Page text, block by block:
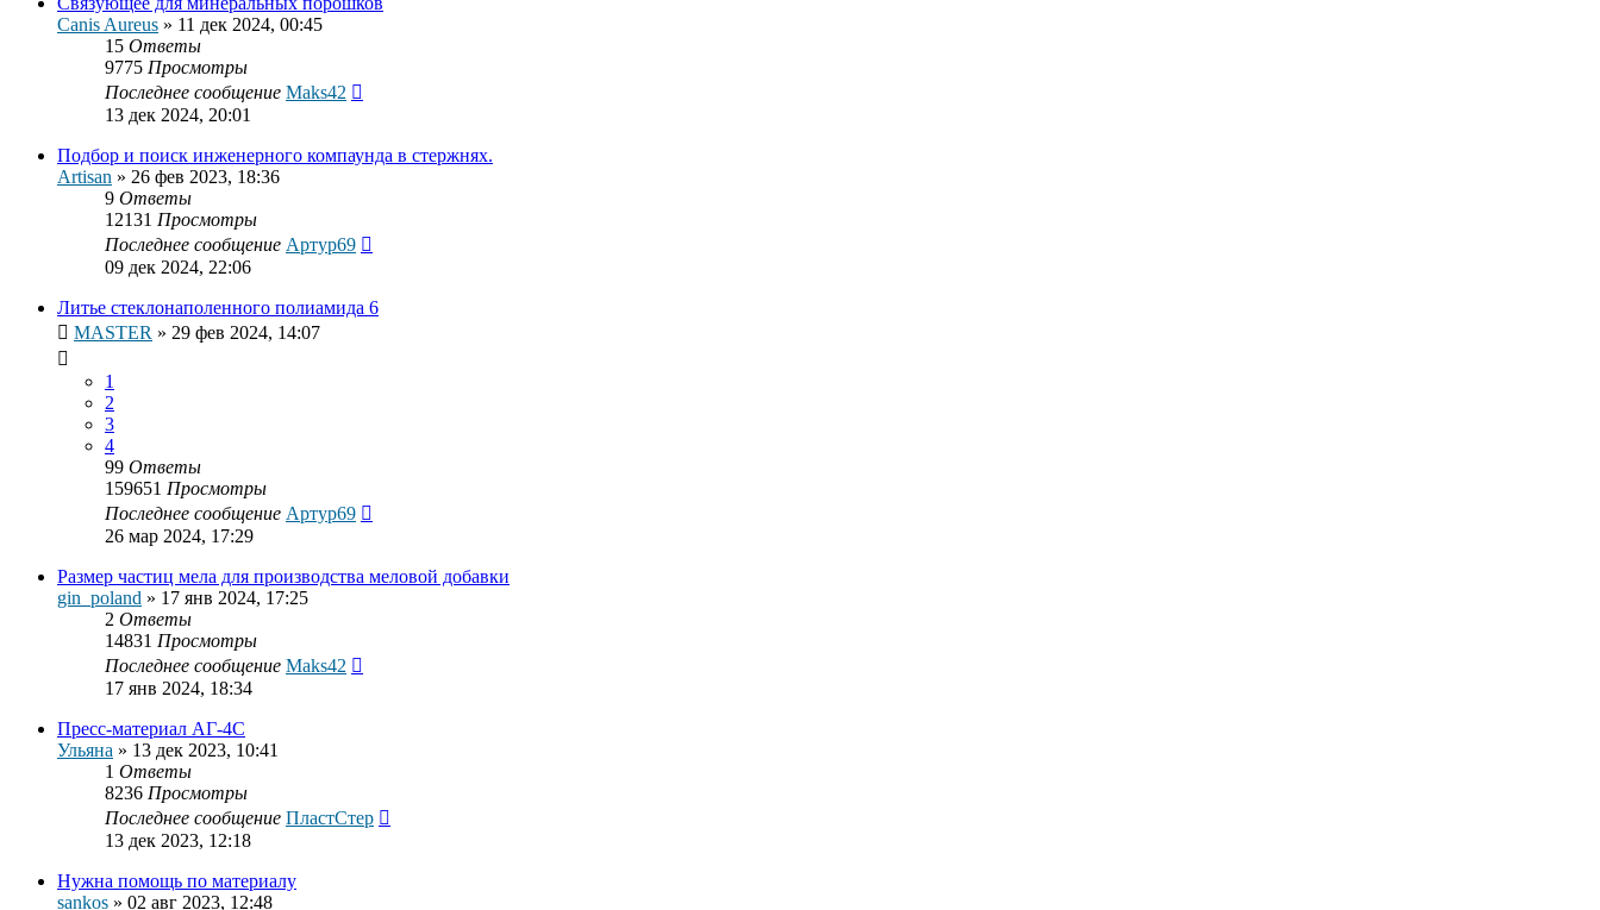
Canis Aureus » 11 дек 2024, 00:45
15 Ответы
9775 Просмотры
Последнее сообщение Maks42
13 дек 2024, 20:01
Подбор и поиск инженерного компаунда в стержнях.
Artisan » 26 фев 2023, 18:36
9 Ответы
12131 Просмотры
Последнее сообщение Артур69
09 дек 2024, 22:06
Литье стеклонаполенного полиамида 6
MASTER » 29 фев 2024, 14:07
1
2
3
4
99 Ответы
159651 Просмотры
Последнее сообщение Артур69
26 мар 2024, 17:29
Размер частиц мела для производства меловой добавки
gin_poland » 17 янв 2024, 17:25
2 Ответы
14831 Просмотры
Последнее сообщение Maks42
17 янв 2024, 18:34
Пресс-материал АГ-4С
Ульяна » 13 дек 2023, 10:41
1 Ответы
8236 Просмотры
Последнее сообщение ПластСтер
13 дек 2023, 12:18
Нужна помощь по материалу
sankos » 02 авг 2023, 12:48